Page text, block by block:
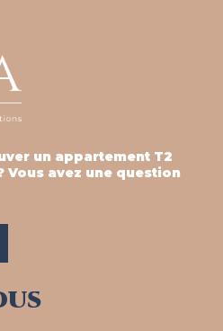
un appartement T2
Vous avez une question